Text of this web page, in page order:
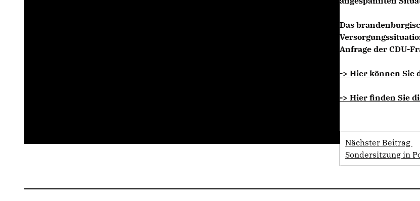
Das
Anfrage der CDU-
-> Hier können Sie
-> Hier finden Sie
Nächster Beitrag
Sondersitzung in